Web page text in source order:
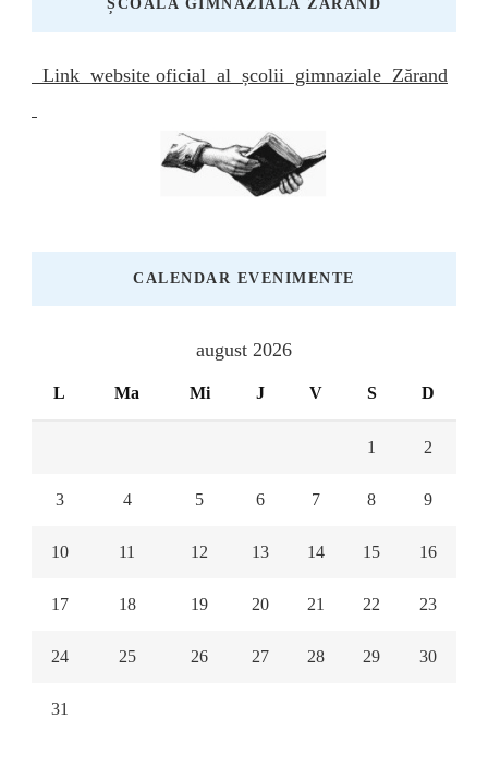
ȘCOALA GIMNAZIALĂ ZĂRAND
Link website oficial al școlii gimnaziale Zărand
CALENDAR EVENIMENTE
august 2026
L Ma Mi J V S D
1 2
3 4 5 6 7 8 9
10 11 12 13 14 15 16
17 18 19 20 21 22 23
24 25 26 27 28 29 30
31